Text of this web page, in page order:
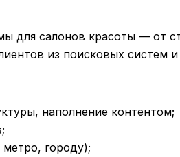
для салонов красоты — от
из поисковых систем
наполнение контентом;
городу);